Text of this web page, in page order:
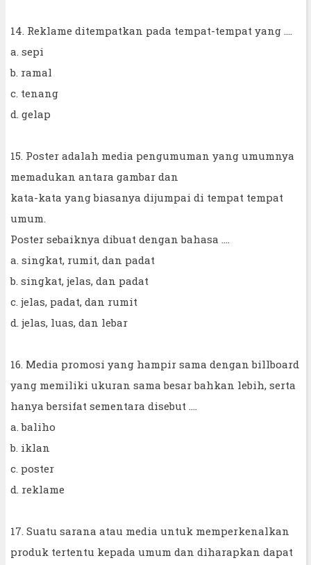
14. Reklame ditempatkan pada tempat-tempat yang ....
a. sepi
b. ramal
c. tenang
d. gelap
15. Poster adalah media pengumuman yang umumnya
memadukan antara gambar dan
kata-kata yang biasanya dijumpai di tempat tempat
umum.
Poster sebaiknya dibuat dengan bahasa ....
a. singkat, rumit, dan padat
b. singkat, jelas, dan padat
c. jelas, padat, dan rumit
d. jelas, luas, dan lebar
16. Media promosi yang hampir sama dengan billboard
yang memiliki ukuran sama besar bahkan lebih, serta
hanya bersifat sementara disebut ....
a. baliho
b. iklan
c. poster
d. reklame
17. Suatu sarana atau media untuk memperkenalkan
produk tertentu kepada umum dan diharapkan dapat